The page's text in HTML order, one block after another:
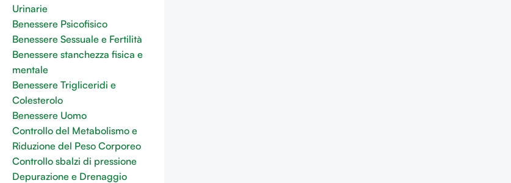
Urinarie
Benessere Psicofisico
Benessere Sessuale e Fertilità
Benessere stanchezza fisica e
mentale
Benessere Trigliceridi e
Colesterolo
Benessere Uomo
Controllo del Metabolismo e
Riduzione del Peso Corporeo
Controllo sbalzi di pressione
Depurazione e Drenaggio